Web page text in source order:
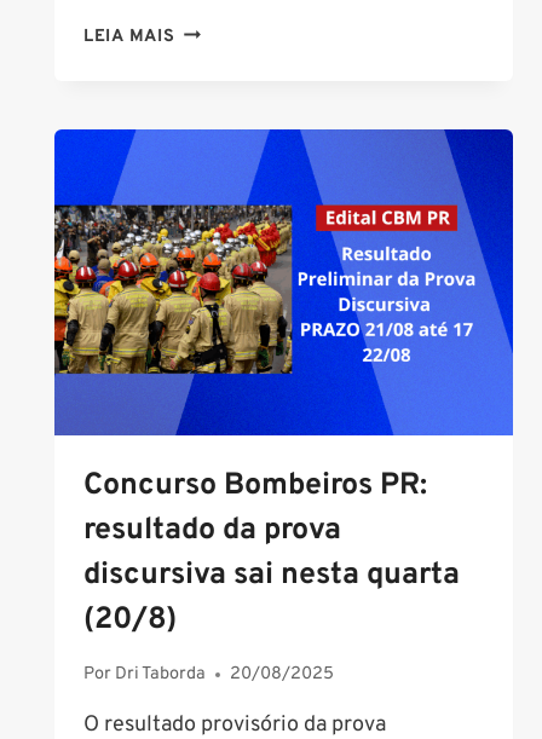
LEIA MAIS CONCURSO
FIM
DO
ANO!
Concurso Bombeiros PR:
resultado da prova
discursiva sai nesta quarta
(20/8)
Por Dri Taborda 20/08/2025
O resultado provisório da prova